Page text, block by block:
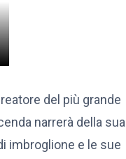
del più grande
narrerà della sua
imbroglione e le sue